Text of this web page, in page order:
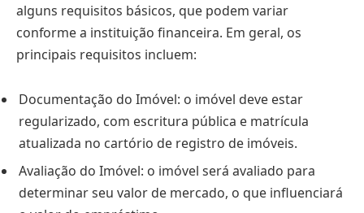
alguns requisitos básicos, que podem variar
conforme a instituição financeira. Em geral, os
principais requisitos incluem:
Documentação do Imóvel: o imóvel deve estar
regularizado, com escritura pública e matrícula
atualizada no cartório de registro de imóveis.
Avaliação do Imóvel: o imóvel será avaliado para
determinar seu valor de mercado, o que influenciará